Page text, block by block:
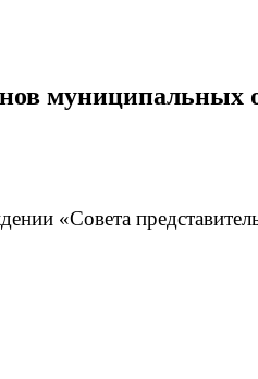
«Совета